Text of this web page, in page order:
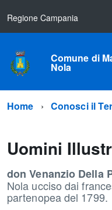
Regione Campania
Comune di
Nola
Home Conosci il
Uomini
don Venanzio Della
Nola ucciso dai
partenopea del 1799.